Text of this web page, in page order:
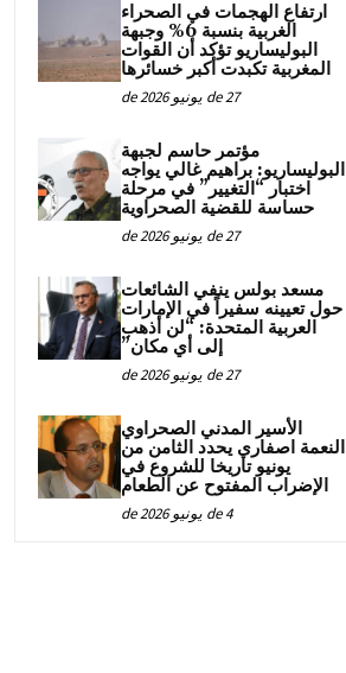
ارتفاع الهجمات في الصحراء
الغربية بنسبة 6% وجبهة
البوليساريو تؤكد أن القوات
المغربية تكبدت أكبر خسائرها
27 de يونيو de 2026
مؤتمر حاسم لجبهة
البوليساريو: براهيم غالي يواجه
اختبار “التغيير” في مرحلة
حساسة للقضية الصحراوية
27 de يونيو de 2026
مسعد بولس ينفي الشائعات
حول تعيينه سفيراً في الإمارات
العربية المتحدة: “لن أذهب
إلى أي مكان”
27 de يونيو de 2026
الأسير المدني الصحراوي
النعمة اصفاري يحدد الثامن من
يونيو تاريخا للشروع في
الإضراب المفتوح عن الطعام
4 de يونيو de 2026